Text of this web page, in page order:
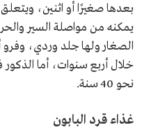
بعدها صغيرًا أو اثنين، ويتعلق
يمكنه من مواصلة السير
الصغار ولها جلد وردي، وفرو
خلال أربع سنوات، أما
نحو 40 سنة.
غذاء قرد البابون